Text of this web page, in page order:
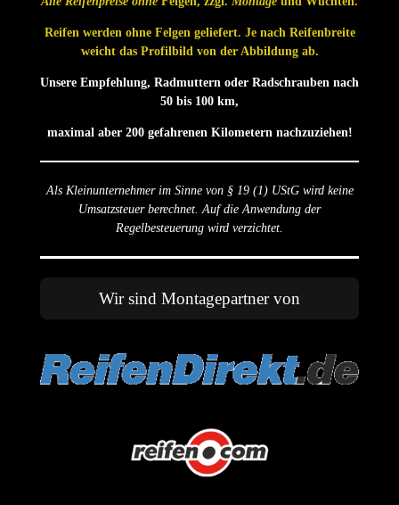
Reifen werden ohne Felgen geliefert. Je nach Reifenbreite
weicht das Profilbild von der Abbildung ab.
Unsere Empfehlung, Radmuttern oder Radschrauben nach
50 bis 100 km,
maximal aber 200 gefahrenen Kilometern nachzuziehen!
Als Kleinunternehmer im Sinne von § 19 (1) UStG wird keine
Umsatzsteuer berechnet. Auf die Anwendung der
Regelbesteuerung wird verzichtet.
Wir sind Montagepartner von